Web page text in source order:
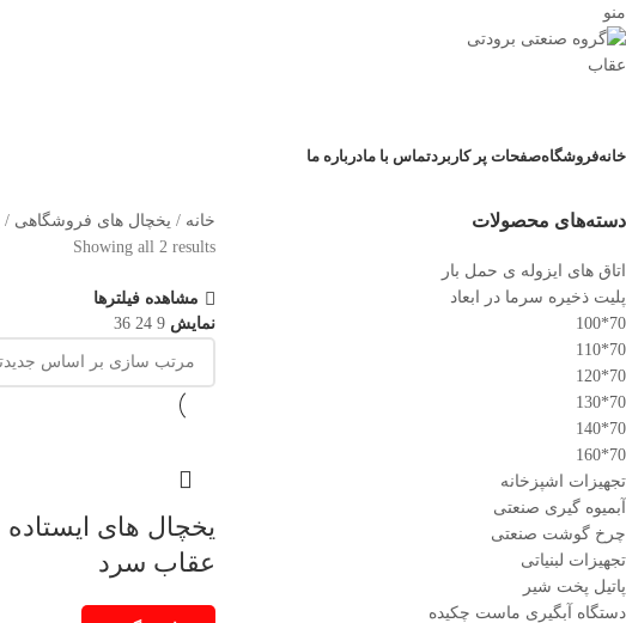
منو
خانهفروشگاهصفحات پر کاربردتماس با مادرباره ما
دسته‌های محصولات
اتاق های ایزوله ی حمل بار
پلیت ذخیره سرما در ابعاد
70*100
70*110
70*120
70*130
70*140
70*160
تجهیزات اشپزخانه
آبمیوه گیری صنعتی
چرخ گوشت صنعتی
تجهیزات لبنیاتی
پاتیل پخت شیر
دستگاه آبگیری ماست چکیده
خانه یخچال های فروشگاهی
Showing all 2 results
مشاهده فیلترها
نمایش9
24
36
یخچال های ایستاده
عقاب سرد